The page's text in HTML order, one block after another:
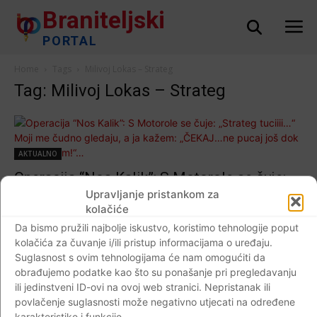
Upravljanje pristankom za
kolačiće
Da bismo pružili najbolje iskustvo, koristimo tehnologije poput
kolačića za čuvanje i/ili pristup informacijama o uređaju.
Suglasnost s ovim tehnologijama će nam omogućiti da
obrađujemo podatke kao što su ponašanje pri pregledavanju
ili jedinstveni ID-ovi na ovoj web stranici. Nepristanak ili
povlačenje suglasnosti može negativno utjecati na određene
Braniteljski
PORTAL
Tag: Milivoj Lokas – Strateg
AKTUALNO
Operacija “Nos Kalik”: S Motorole se čuje:
„Strateg tuciiii…“ Moji me čudno gledaju, a ja
kažem: „ČEKAJ…ne pucaj još dok ja ne
kažem!“…
Braniteljski portal - 03.03.2020